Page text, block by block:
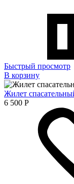
Быстрый просмотр
В корзину
Жилет
6 500 Р